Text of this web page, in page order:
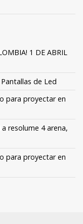
1 DE ABRIL
de Led
para proyectar en
resolume 4 arena,
para proyectar en